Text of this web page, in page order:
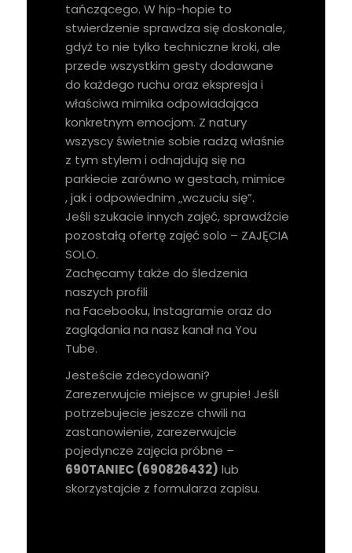
tańczącego. W hip-hopie to
stwierdzenie sprawdza się doskonale,
gdyż to nie tylko techniczne kroki, ale
przede wszystkim gesty dodawane
do każdego ruchu oraz ekspresja i
właściwa mimika odpowiadająca
konkretnym emocjom. Z natury
wszyscy świetnie sobie radzą właśnie
z tym stylem i odnajdują się na
parkiecie zarówno w gestach, mimice
, jak i odpowiednim „wczuciu się”.
Jeśli szukacie innych zajęć, sprawdźcie
pozostałą ofertę zajęć solo – ZAJĘCIA
SOLO.
Zachęcamy także do śledzenia
naszych profili
naFacebooku,Instagramie oraz do
zaglądania na nasz kanał naYou
Tube.
Jesteście zdecydowani?
Zarezerwujcie miejsce w grupie! Jeśli
potrzebujecie jeszcze chwili na
zastanowienie, zarezerwujcie
pojedyncze zajęcia próbne –
690TANIEC (690826432) lub
skorzystajcie z formularza zapisu.